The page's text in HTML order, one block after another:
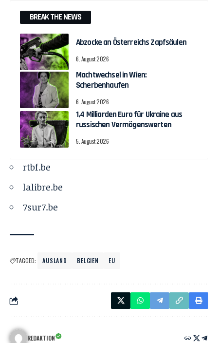
BREAK THE NEWS
Abzocke an Österreichs Zapfsäulen
6. August 2026
Machtwechsel in Wien:
Scherbenhaufen
6. August 2026
1,4 Milliarden Euro für Ukraine aus
russischen Vermögenswerten
5. August 2026
rtbf.be
lalibre.be
7sur7.be
TAGGED: AUSLAND BELGIEN EU
REDAKTION